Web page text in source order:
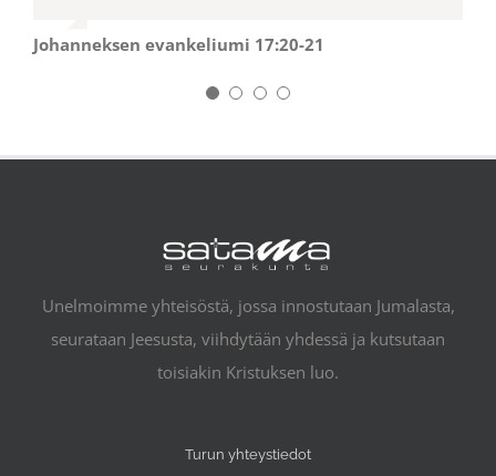
Johanneksen evankeliumi 17:20-21
Unelmoimme yhteisöstä, jossa innostutaan Jumalasta,
seurataan Jeesusta, viihdytään yhdessä ja kutsutaan
toisiakin Kristuksen luo.
Turun yhteystiedot